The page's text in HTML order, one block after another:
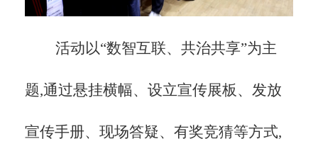
活动以“数智互联、共治共享”为主
题,通过悬挂横幅、设立宣传展板、发放
宣传手册、现场答疑、有奖竞猜等方式,